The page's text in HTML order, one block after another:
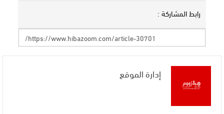
رابط المشاركة :
إدارة الموقع